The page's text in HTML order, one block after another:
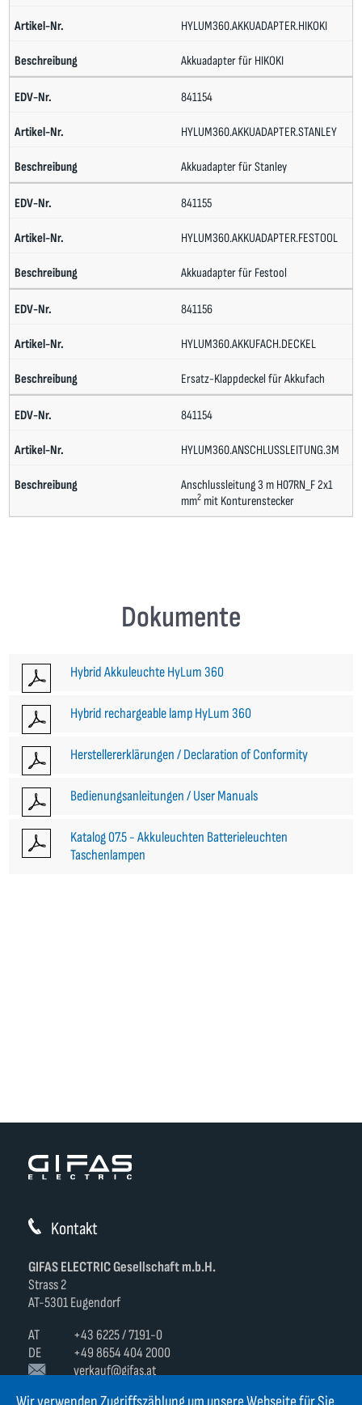
HYLUM360.AKKUADAPTER.HIKOKI
Akkuadapter für HIKOKI
841154
HYLUM360.AKKUADAPTER.STANLEY
Akkuadapter für Stanley
841155
HYLUM360.AKKUADAPTER.FESTOOL
Akkuadapter für Festool
841156
HYLUM360.AKKUFACH.DECKEL
Ersatz-Klappdeckel für Akkufach
841154
HYLUM360.ANSCHLUSSLEITUNG.3M
Anschlussleitung 3 m H07RN_F 2x1
mm2 mit Konturenstecker
Dokumente
Hybrid Akkuleuchte HyLum 360
Hybrid rechargeable lamp HyLum 360
Herstellererklärungen / Declaration of Conformity
Bedienungsanleitungen / User Manuals
Katalog 07.5 - Akkuleuchten Batterieleuchten
Taschenlampen
Kontakt
GIFAS ELECTRIC Gesellschaft m.b.H.
Strass 2
AT-5301 Eugendorf
AT
+43 6225 / 7191-0
DE
+49 8654 404 2000
verkauf@gifas.at